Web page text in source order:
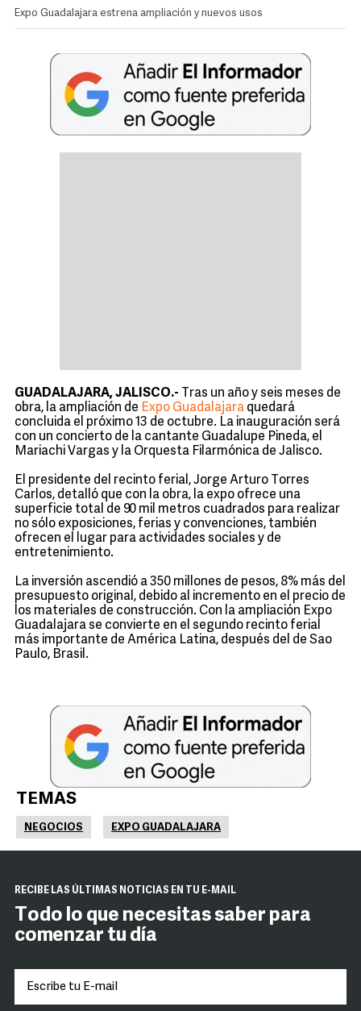
Expo Guadalajara estrena ampliación y nuevos usos
GUADALAJARA, JALISCO.-
Tras un año y seis meses de
obra, la ampliación de Expo Guadalajara quedará
concluida el próximo 13 de octubre. La inauguración será
con un concierto de la cantante Guadalupe Pineda, el
Mariachi Vargas y la Orquesta Filarmónica de Jalisco.
El presidente del recinto ferial, Jorge Arturo Torres
Carlos, detalló que con la obra, la expo ofrece una
superficie total de 90 mil metros cuadrados para realizar
no sólo exposiciones, ferias y convenciones, también
ofrecen el lugar para actividades sociales y de
entretenimiento.
La inversión ascendió a 350 millones de pesos, 8% más del
presupuesto original, debido al incremento en el precio de
los materiales de construcción. Con la ampliación Expo
Guadalajara se convierte en el segundo recinto ferial
más importante de América Latina, después del de Sao
Paulo, Brasil.
TEMAS
NEGOCIOS EXPO GUADALAJARA
RECIBE LAS ÚLTIMAS NOTICIAS EN TU E-MAIL
Todo lo que necesitas saber para
comenzar tu día